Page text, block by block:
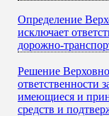
Определение
исключает
дорожно-
Решение
ответственности
имеющиеся и
средств и